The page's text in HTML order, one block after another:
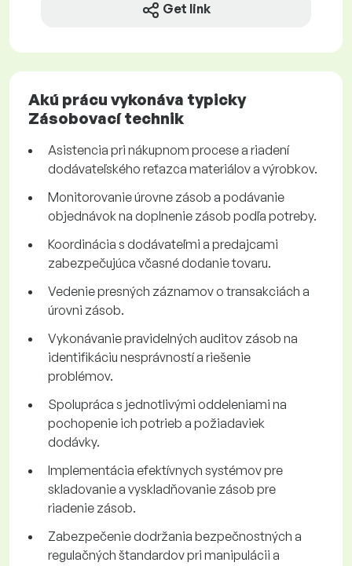
Get link
Akú prácu vykonáva typicky
Zásobovací technik
Asistencia pri nákupnom procese a riadení
dodávateľského reťazca materiálov a výrobkov.
Monitorovanie úrovne zásob a podávanie
objednávok na doplnenie zásob podľa potreby.
Koordinácia s dodávateľmi a predajcami
zabezpečujúca včasné dodanie tovaru.
Vedenie presných záznamov o transakciách a
úrovni zásob.
Vykonávanie pravidelných auditov zásob na
identifikáciu nesprávností a riešenie
problémov.
Spolupráca s jednotlivými oddeleniami na
pochopenie ich potrieb a požiadaviek
dodávky.
Implementácia efektívnych systémov pre
skladovanie a vyskladňovanie zásob pre
riadenie zásob.
Zabezpečenie dodržania bezpečnostných a
regulačných štandardov pri manipulácii a